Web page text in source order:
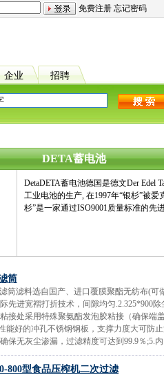
免费注册 忘记密码
企业 招聘
DETA蓄电池
DetaDETA蓄电池德国是德文Der Edel
工业电池的生产, 在1997年“银杉”被
杉”是一家通过ISO9001质量标准的先
筒
筒滤料选自国产、进口覆膜聚酯无纺布(
先进宽褶打折技术，间隙均匀.2.325*900
接处采用特殊聚氨酯发泡胶粘接（确保端
能好的冲孔不锈钢钢板，支撑力度大可防
保无灰尘渗漏，过滤精度可达到99.9％;5.内
800型食品压榨机二次过滤